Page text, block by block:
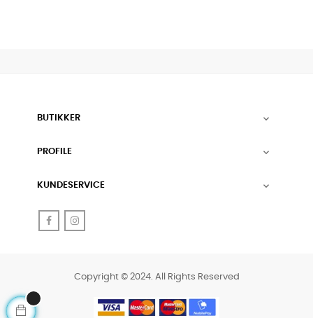
BUTIKKER 
PROFILE 
KUNDESERVICE 
Facebook
Copyright © 2024. All Rights Reserved